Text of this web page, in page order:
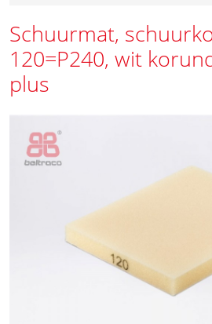
Schuurmat,
120=P240, wit
plus